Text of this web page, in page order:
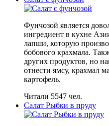
Фунчозой является
ингредиент в кухне
лапши, которую
бобового крахмала.
других продуктов, но
отнести ямсу, крахмал
картофель.
Читали 5547 чел.
Салат Рыбки в пруду